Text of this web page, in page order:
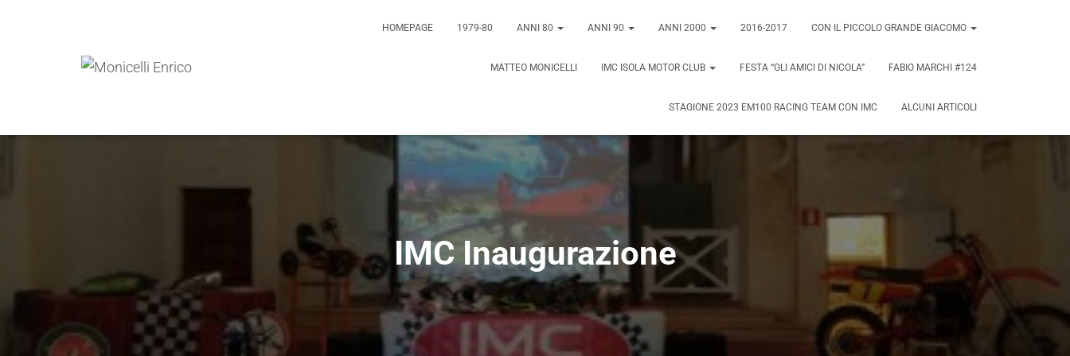
HOMEPAGE 1979-80 ANNI 80 ANNI 90 ANNI 2000 2016-2017 CON IL PICCOLO GRANDE GIACOMO
MATTEO MONICELLI IMC ISOLA MOTOR CLUB FESTA “GLI AMICI DI NICOLA” FABIO MARCHI #124
STAGIONE 2023 EM100 RACING TEAM CON IMC ALCUNI ARTICOLI
IMC Inaugurazione